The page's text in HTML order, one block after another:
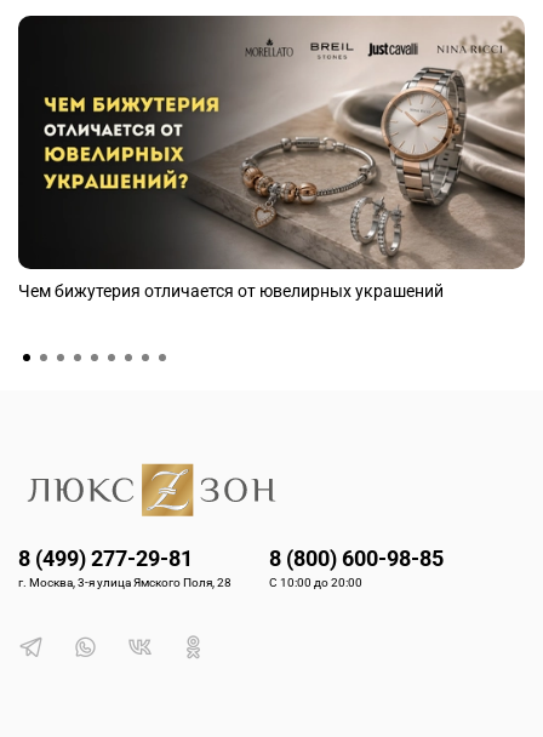
Чем бижутерия отличается от ювелирных украшений
8 (499) 277-29-81
г. Москва, 3-я улица Ямского Поля, 28
8 (800) 600-98-85
С 10:00 до 20:00